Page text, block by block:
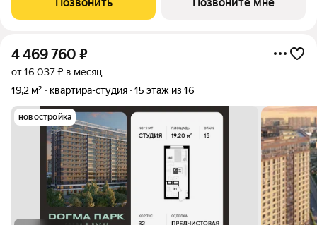
города, и настоящий зеленый
4 469 760 ₽
от 16 037 ₽ в месяц
19,2 м²
квартира-студия 15 этаж из 16
новостройка